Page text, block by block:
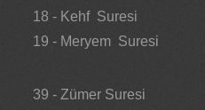
18 - Kehf Suresi
19 - Meryem Suresi
39 - Zümer Suresi